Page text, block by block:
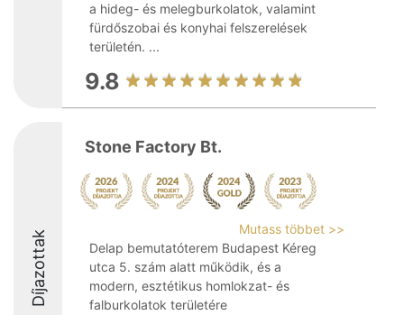
a hideg- és melegburkolatok, valamint
fürdőszobai és konyhai felszerelések
területén. ...
9.8
Díjazottak
Stone Factory Bt.
Mutass többet >>
Delap bemutatóterem Budapest Kéreg
utca 5. szám alatt működik, és a
modern, esztétikus homlokzat- és
falburkolatok területére